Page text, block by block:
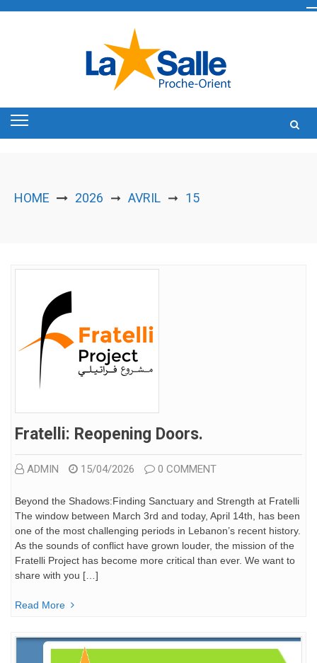
HOME 2026 ➞ AVRIL ➞ 15
Fratelli: Reopening Doors.
ADMIN 15/04/2026 0 COMMENT
Beyond the Shadows:Finding Sanctuary and Strength at Fratelli
The window between March 3rd and today, April 14th, has been
one of the most challenging periods in Lebanon’s recent history.
As the sounds of conflict have grown louder, the mission of the
Fratelli Project has become more critical than ever. We want to
share with you […]
Read More